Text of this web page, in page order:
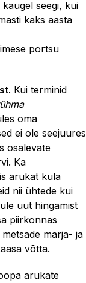
seegi, kui
kaks aasta
portsu
Kui terminid
oma
ei ole seejuures
osalevate
Ka
arukat küla
nii ühtede kui
uut hingamist
piirkonnas
marja- ja
võtta.
arukate